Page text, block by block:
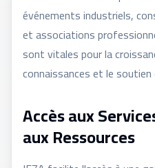
événements industriels,
et associations
sont vitales pour la
connaissances et le
Accès aux
aux Ressources